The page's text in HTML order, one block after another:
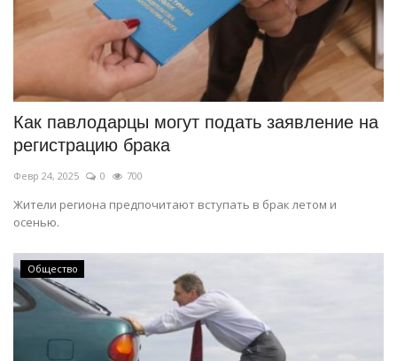
Как павлодарцы могут подать заявление на
регистрацию брака
Февр 24, 2025 0 700
Жители региона предпочитают вступать в брак летом и
осенью.
Общество